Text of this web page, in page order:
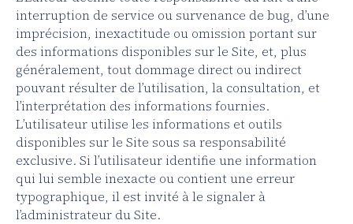
interruption de service ou survenance de bug, d’une
imprécision, inexactitude ou omission portant sur
des informations disponibles sur le Site, et, plus
généralement, tout dommage direct ou indirect
pouvant résulter de l’utilisation, la consultation, et
l’interprétation des informations fournies.
L’utilisateur utilise les informations et outils
disponibles sur le Site sous sa responsabilité
exclusive. Si l’utilisateur identifie une information
qui lui semble inexacte ou contient une erreur
typographique, il est invité à le signaler à
l’administrateur du Site.